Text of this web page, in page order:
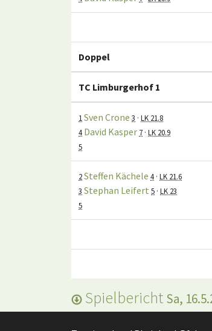
Doppel
TC Limburgerhof 1
1 Sven Crone 3 · LK 21.8
4 David Kasper 7 · LK 20.9
5
2Steffen Kächele 4 · LK 21.6
3 Stephan Leifert 5 · LK 23
5
Spielbericht Sa,